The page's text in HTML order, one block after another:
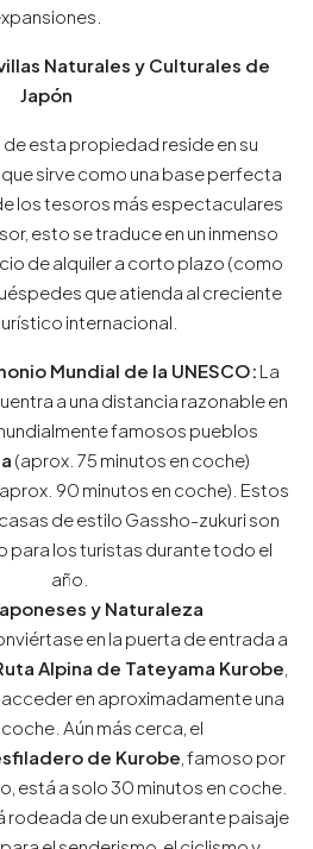
Naturales y Culturales de
Japón
esta propiedad reside en su
sirve como una base perfecta
los tesoros más espectaculares
esto se traduce en un inmenso
de alquiler a corto plazo (como
que atienda al creciente
internacional.
Mundial de la UNESCO: La
a una distancia razonable en
famosos pueblos
(aprox. 75 minutos en coche)
90 minutos en coche). Estos
de estilo Gassho-zukuri son
para los turistas durante todo el
año.
y Naturaleza
en la puerta de entrada a
Alpina de Tateyama Kurobe
acceder en aproximadamente una
Aún más cerca, el
de Kurobe , famoso por
está a solo 30 minutos en coche.
rodeada de un exuberante paisaje